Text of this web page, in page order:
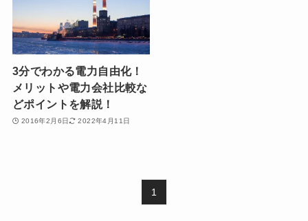
3分でわかる電力自由化！
メリットや電力会社比較な
どポイントを解説！
2016年2月6日 2022年4月11日
1